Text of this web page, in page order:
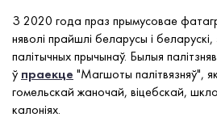
З 2020 года праз прымусовае
няволі прайшлі беларусы і
палітычных прычынаў. Былыя
ў праекце "Магшоты палітвязняў",
гомельскай жаночай, віцебскай,
калоніях.